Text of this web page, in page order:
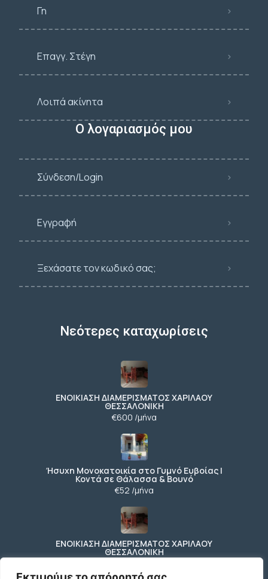
Γη
Επαγγ. Στέγη
Λοιπά ακίνητα
Ο λογαριασμός μου
Σύνδεση/Login
Εγγραφή
Ξεχάσατε τον κωδικό σας;
Νεότερες καταχωρίσεις
ΕΝΟΙΚΙΑΣΗ ΔΙΑΜΕΡΙΣΜΑΤΟΣ ΧΑΡΙΛΑΟΥ
ΘΕΣΣΑΛΟΝΙΚΗ
€600 /μήνα
Ήσυχη Μονοκατοικία στο Γυμνό Ευβοίας |
Κοντά σε Θάλασσα & Βουνό
€52 /μήνα
ΕΝΟΙΚΙΑΣΗ ΔΙΑΜΕΡΙΣΜΑΤΟΣ ΧΑΡΙΛΑΟΥ
ΘΕΣΣΑΛΟΝΙΚΗ